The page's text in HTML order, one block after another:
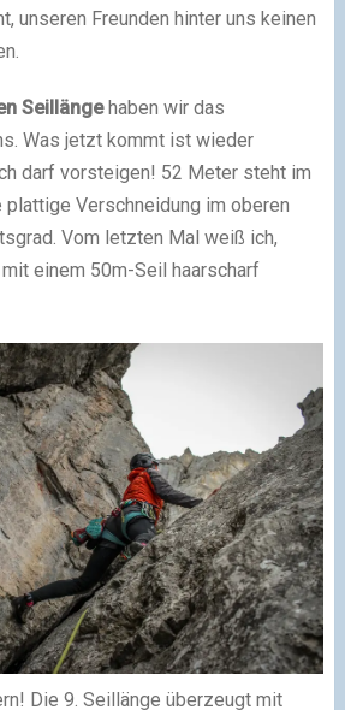
unseren Freunden hinter uns keinen
Seillängehaben wir das
Was jetzt kommt ist wieder
darf vorsteigen! 52 Meter steht im
plattige Verschneidung im oberen
Vom letzten Mal weiß ich,
einem 50m-Seil haarscharf
Die 9. Seillänge überzeugt mit